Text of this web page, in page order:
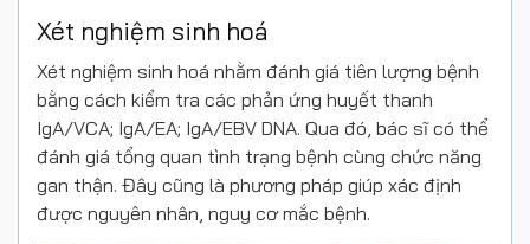
Xét nghiệm sinh hoá
Xét nghiệm sinh hoá nhằm đánh giá tiên lượng bệnh
bằng cách kiểm tra các phản ứng huyết thanh
IgA/VCA; IgA/EA; IgA/EBV DNA. Qua đó, bác sĩ có thể
đánh giá tổng quan tình trạng bệnh cùng chức năng
gan thận. Đây cũng là phương pháp giúp xác định
được nguyên nhân, nguy cơ mắc bệnh.